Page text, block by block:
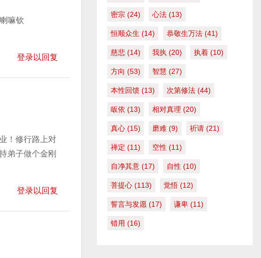
嘛钦
登录以回复
！修行路上对
弟子做个金刚
登录以回复
密宗 (24) 心法 (13)
恒顺众生 (14) 恭敬生万法 (41)
慈悲 (14) 我执 (20) 执着 (10)
方向 (53) 智慧 (27)
本性回馈 (13) 次第修法 (44)
皈依 (13) 相对真理 (20)
真心 (15) 磨难 (9) 祈请 (21)
禅定 (11) 空性 (11)
自净其意 (17) 自性 (10)
菩提心 (113) 觉悟 (12)
誓言与发愿 (17) 谦卑 (11)
错用 (16)